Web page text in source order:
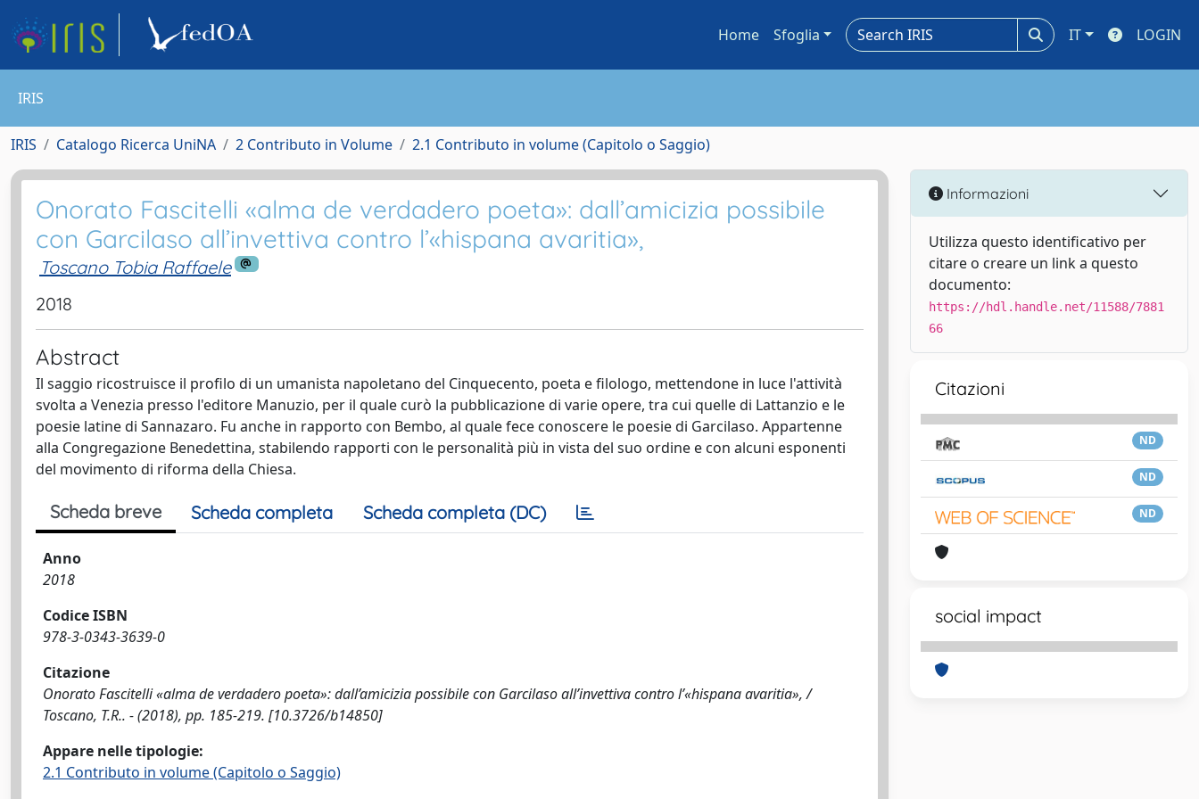
Home Sfoglia IT LOGIN
IRIS
IRIS Catalogo Ricerca UniNA 2 Contributo in Volume 2.1 Contributo in volume (Capitolo o Saggio)
Onorato Fascitelli «alma de verdadero poeta»: dall’amicizia possibile
con Garcilaso all’invettiva contro l’«hispana avaritia»,
Toscano Tobia Raffaele
2018
Abstract
Il saggio ricostruisce il profilo di un umanista napoletano del Cinquecento, poeta e filologo, mettendone in luce l'attività
svolta a Venezia presso l'editore Manuzio, per il quale curò la pubblicazione di varie opere, tra cui quelle di Lattanzio e le
poesie latine di Sannazaro. Fu anche in rapporto con Bembo, al quale fece conoscere le poesie di Garcilaso. Appartenne
alla Congregazione Benedettina, stabilendo rapporti con le personalità più in vista del suo ordine e con alcuni esponenti
del movimento di riforma della Chiesa.
Scheda breve Scheda completa Scheda completa (DC)
Anno
2018
Codice ISBN
978-3-0343-3639-0
Citazione
Onorato Fascitelli «alma de verdadero poeta»: dall’amicizia possibile con Garcilaso all’invettiva contro l’«hispana avaritia», /
Toscano, T.R.. - (2018), pp. 185-219. [10.3726/b14850]
Appare nelle tipologie:
2.1 Contributo in volume (Capitolo o Saggio)
Informazioni
Utilizza questo identificativo per
citare o creare un link a questo
documento:
https://hdl.handle.net/11588/7881
66
Citazioni
ND
ND
ND
social impact